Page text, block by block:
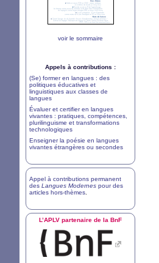
voir le sommaire
Appels à contributions :
(Se) former en langues : des
politiques éducatives et
linguistiques aux classes de
langues
Évaluer et certifier en langues
vivantes : pratiques, compétences,
plurilinguisme et transformations
technologiques
Enseigner la poésie en langues
vivantes étrangères ou secondes
Appel à contributions permanent
des Langues Modernes pour des
articles hors-thèmes
L’APLV partenaire de la BnF